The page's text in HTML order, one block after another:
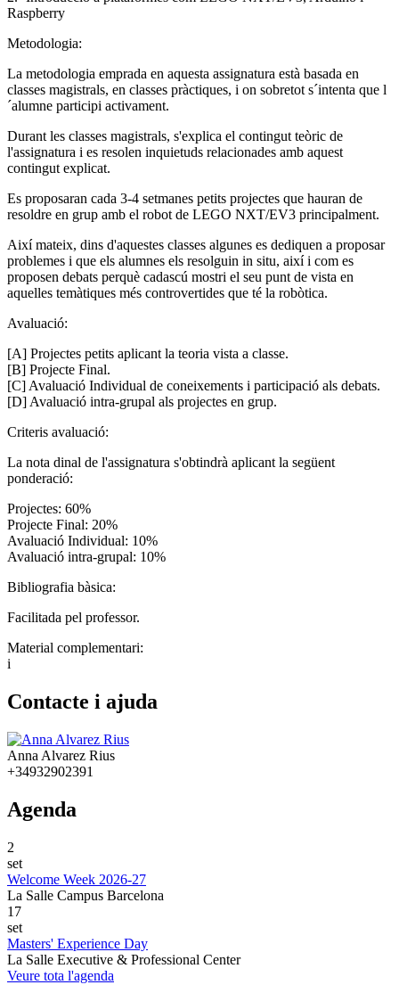
Raspberry
Metodologia:
La metodologia emprada en aquesta assignatura està basada en
classes magistrals, en classes pràctiques, i on sobretot s´intenta que l
´alumne participi activament.
Durant les classes magistrals, s'explica el contingut teòric de
l'assignatura i es resolen inquietuds relacionades amb aquest
contingut explicat.
Es proposaran cada 3-4 setmanes petits projectes que hauran de
resoldre en grup amb el robot de LEGO NXT/EV3 principalment.
Així mateix, dins d'aquestes classes algunes es dediquen a proposar
problemes i que els alumnes els resolguin in situ, així i com es
proposen debats perquè cadascú mostri el seu punt de vista en
aquelles temàtiques més controvertides que té la robòtica.
Avaluació:
[A] Projectes petits aplicant la teoria vista a classe.
[B] Projecte Final.
[C] Avaluació Individual de coneixements i participació als debats.
[D] Avaluació intra-grupal als projectes en grup.
Criteris avaluació:
La nota dinal de l'assignatura s'obtindrà aplicant la següent
ponderació:
Projectes: 60%
Projecte Final: 20%
Avaluació Individual: 10%
Avaluació intra-grupal: 10%
Bibliografia bàsica:
Facilitada pel professor.
Material complementari:
i
Contacte i ajuda
Anna Alvarez Rius
+34932902391
Agenda
2
set
Welcome Week 2026-27
La Salle Campus Barcelona
17
set
Masters' Experience Day
La Salle Executive & Professional Center
Veure tota l'agenda